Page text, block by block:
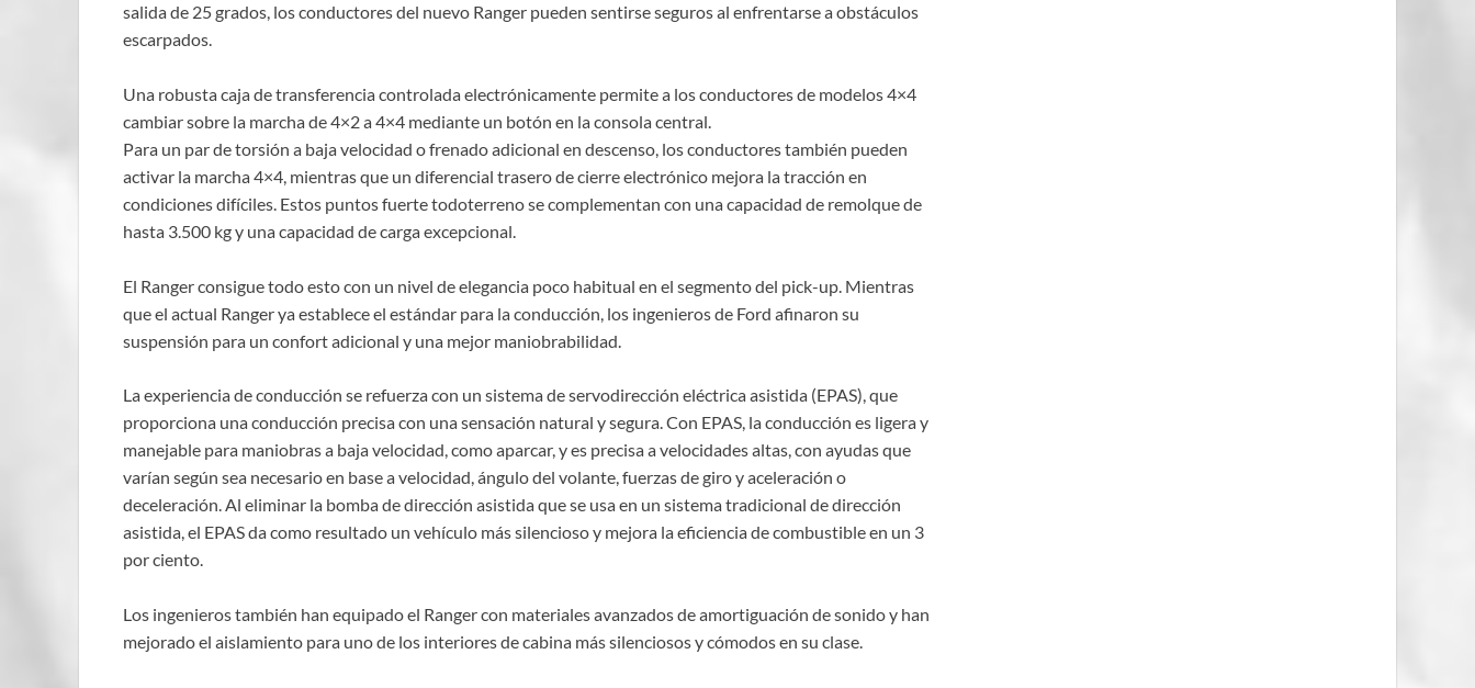
salida de 25 grados, los conductores del nuevo Ranger pueden sentirse seguros al enfrentarse a obstáculos
escarpados.
Una robusta caja de transferencia controlada electrónicamente permite a los conductores de modelos 4×4
cambiar sobre la marcha de 4×2 a 4×4 mediante un botón en la consola central.
Para un par de torsión a baja velocidad o frenado adicional en descenso, los conductores también pueden
activar la marcha 4×4, mientras que un diferencial trasero de cierre electrónico mejora la tracción en
condiciones difíciles. Estos puntos fuerte todoterreno se complementan con una capacidad de remolque de
hasta 3.500 kg y una capacidad de carga excepcional.
El Ranger consigue todo esto con un nivel de elegancia poco habitual en el segmento del pick-up. Mientras
que el actual Ranger ya establece el estándar para la conducción, los ingenieros de Ford afinaron su
suspensión para un confort adicional y una mejor maniobrabilidad.
La experiencia de conducción se refuerza con un sistema de servodirección eléctrica asistida (EPAS), que
proporciona una conducción precisa con una sensación natural y segura. Con EPAS, la conducción es ligera y
manejable para maniobras a baja velocidad, como aparcar, y es precisa a velocidades altas, con ayudas que
varían según sea necesario en base a velocidad, ángulo del volante, fuerzas de giro y aceleración o
deceleración. Al eliminar la bomba de dirección asistida que se usa en un sistema tradicional de dirección
asistida, el EPAS da como resultado un vehículo más silencioso y mejora la eficiencia de combustible en un 3
por ciento.
Los ingenieros también han equipado el Ranger con materiales avanzados de amortiguación de sonido y han
mejorado el aislamiento para uno de los interiores de cabina más silenciosos y cómodos en su clase.